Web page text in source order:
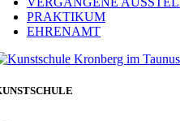
PRAKTIKUM
EHRENAMT